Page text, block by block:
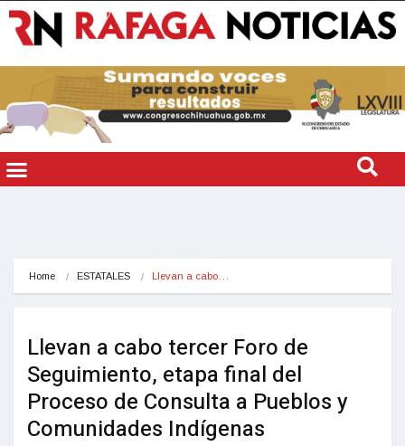
Home ESTATALES Llevan a cabo…
Llevan a cabo tercer Foro de
Seguimiento, etapa final del
Proceso de Consulta a Pueblos y
Comunidades Indígenas